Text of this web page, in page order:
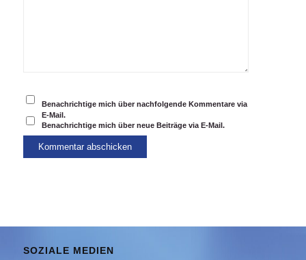
Benachrichtige mich über nachfolgende Kommentare via
E-Mail.
Benachrichtige mich über neue Beiträge via E-Mail.
SOZIALE MEDIEN